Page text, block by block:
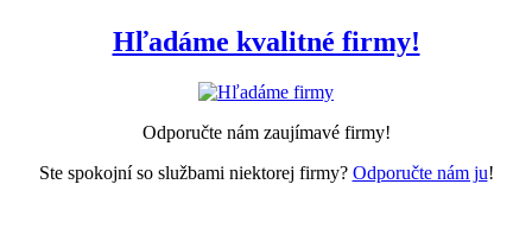
Hľadáme kvalitné firmy!
Odporučte nám zaujímavé firmy!
Ste spokojní so službami niektorej firmy? Odporučte nám ju!